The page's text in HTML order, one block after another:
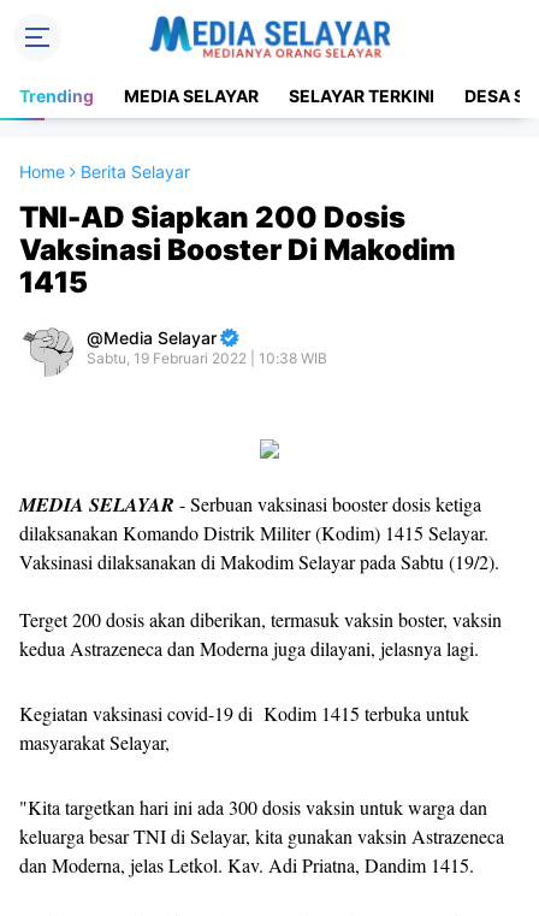
Trending MEDIA SELAYAR SELAYAR TERKINI DESA
Home Berita Selayar
TNI-AD Siapkan 200 Dosis
Vaksinasi Booster Di Makodim
1415
Media Selayar
Sabtu, 19 Februari 2022 | 10:38 WIB
MEDIA SELAYAR - Serbuan vaksinasi booster dosis ketiga
dilaksanakan Komando Distrik Militer (Kodim) 1415 Selayar.
Vaksinasi dilaksanakan di Makodim Selayar pada Sabtu (19/2).
Terget 200 dosis akan diberikan, termasuk vaksin boster, vaksin
kedua Astrazeneca dan Moderna juga dilayani, jelasnya lagi.
Kegiatan vaksinasi covid-19 di Kodim 1415 terbuka untuk
masyarakat Selayar,
"Kita targetkan hari ini ada 300 dosis vaksin untuk warga dan
keluarga besar TNI di Selayar, kita gunakan vaksin Astrazeneca
dan Moderna, jelas Letkol. Kav. Adi Priatna, Dandim 1415.